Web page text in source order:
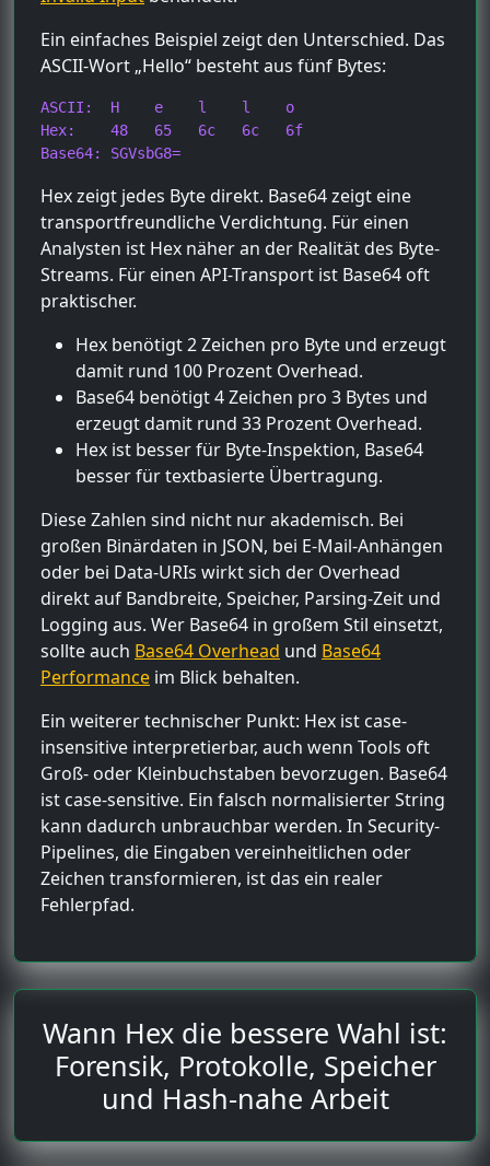
Ein einfaches Beispiel zeigt den Unterschied. Das
ASCII-Wort „Hello“ besteht aus fünf Bytes:
ASCII:  H    e    l    l    o
Hex:    48   65   6c   6c   6f
Base64: SGVsbG8=
Hex zeigt jedes Byte direkt. Base64 zeigt eine
transportfreundliche Verdichtung. Für einen
Analysten ist Hex näher an der Realität des Byte-
Streams. Für einen API-Transport ist Base64 oft
praktischer.
Hex benötigt 2 Zeichen pro Byte und erzeugt
damit rund 100 Prozent Overhead.
Base64 benötigt 4 Zeichen pro 3 Bytes und
erzeugt damit rund 33 Prozent Overhead.
Hex ist besser für Byte-Inspektion, Base64
besser für textbasierte Übertragung.
Diese Zahlen sind nicht nur akademisch. Bei
großen Binärdaten in JSON, bei E-Mail-Anhängen
oder bei Data-URIs wirkt sich der Overhead
direkt auf Bandbreite, Speicher, Parsing-Zeit und
Logging aus. Wer Base64 in großem Stil einsetzt,
sollte auch Base64 Overhead und Base64
Performance im Blick behalten.
Ein weiterer technischer Punkt: Hex ist case-
insensitive interpretierbar, auch wenn Tools oft
Groß- oder Kleinbuchstaben bevorzugen. Base64
ist case-sensitive. Ein falsch normalisierter String
kann dadurch unbrauchbar werden. In Security-
Pipelines, die Eingaben vereinheitlichen oder
Zeichen transformieren, ist das ein realer
Fehlerpfad.
Wann Hex die bessere Wahl ist:
Forensik, Protokolle, Speicher
und Hash-nahe Arbeit